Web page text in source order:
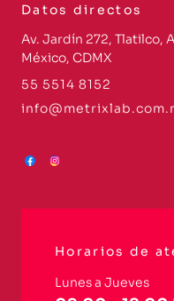
Datos directos
Av. Jardín 272, Tlatilco,
México, CDMX
55 5514 8152
Horarios de
Lunes a Jueves